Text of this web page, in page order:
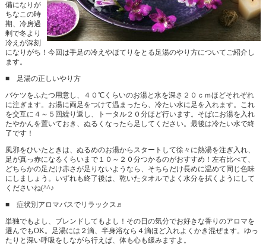
備になりが
ちなこの時
期、冷房過
剰で冬より
冷えが深刻
になりがち！今回は手足の冷えやほてりをとる足湯のやり方についてご紹介し
ます。
■ 足湯の正しいやり方
バケツをふたつ用意し、４０℃くらいのお湯と水を深さ２０ｃｍほどそれぞれ
に注ぎます。お湯に両足をつけて温まったら、冷たい水に足を入れます。これ
を交互に４～５回繰り返し、トータル２０分ほど行います。そばにお湯を入れ
たやかんを置いておき、ぬるくなったら足してください。最後は冷たい水で終
了です！
風邪をひいたときは、ぬるめのお湯からスタートして徐々に熱湯を注ぎ入れ、
足が真っ赤になるくらいまで１０～２０分つかるのがおすすめ！左右比べて、
どちらかの足だけ赤さが足りないようなら、そちらだけ長めに温めて同じ色味
にしましょう。いずれも終了後は、乾いたタオルでよく水分を拭くようにして
くださいね(^^♪
■ 症状別アロマバスでリラックス♬
単独でもよし、ブレンドしてもよし！その日の気分でお好きな香りのアロマを
選んでもOK。足湯には２滴、半身浴なら４滴ほど入れよくかき混ぜます。ゆっ
たりと深い呼吸をしながら行えば、体も心も緩みますよ。